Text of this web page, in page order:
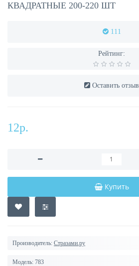
КВАДРАТНЫЕ 200-220 ШТ
111
Рейтинг:
Оставить отзыв
12р.
Купить
Производитель: Стразами.ру
Модель: 783